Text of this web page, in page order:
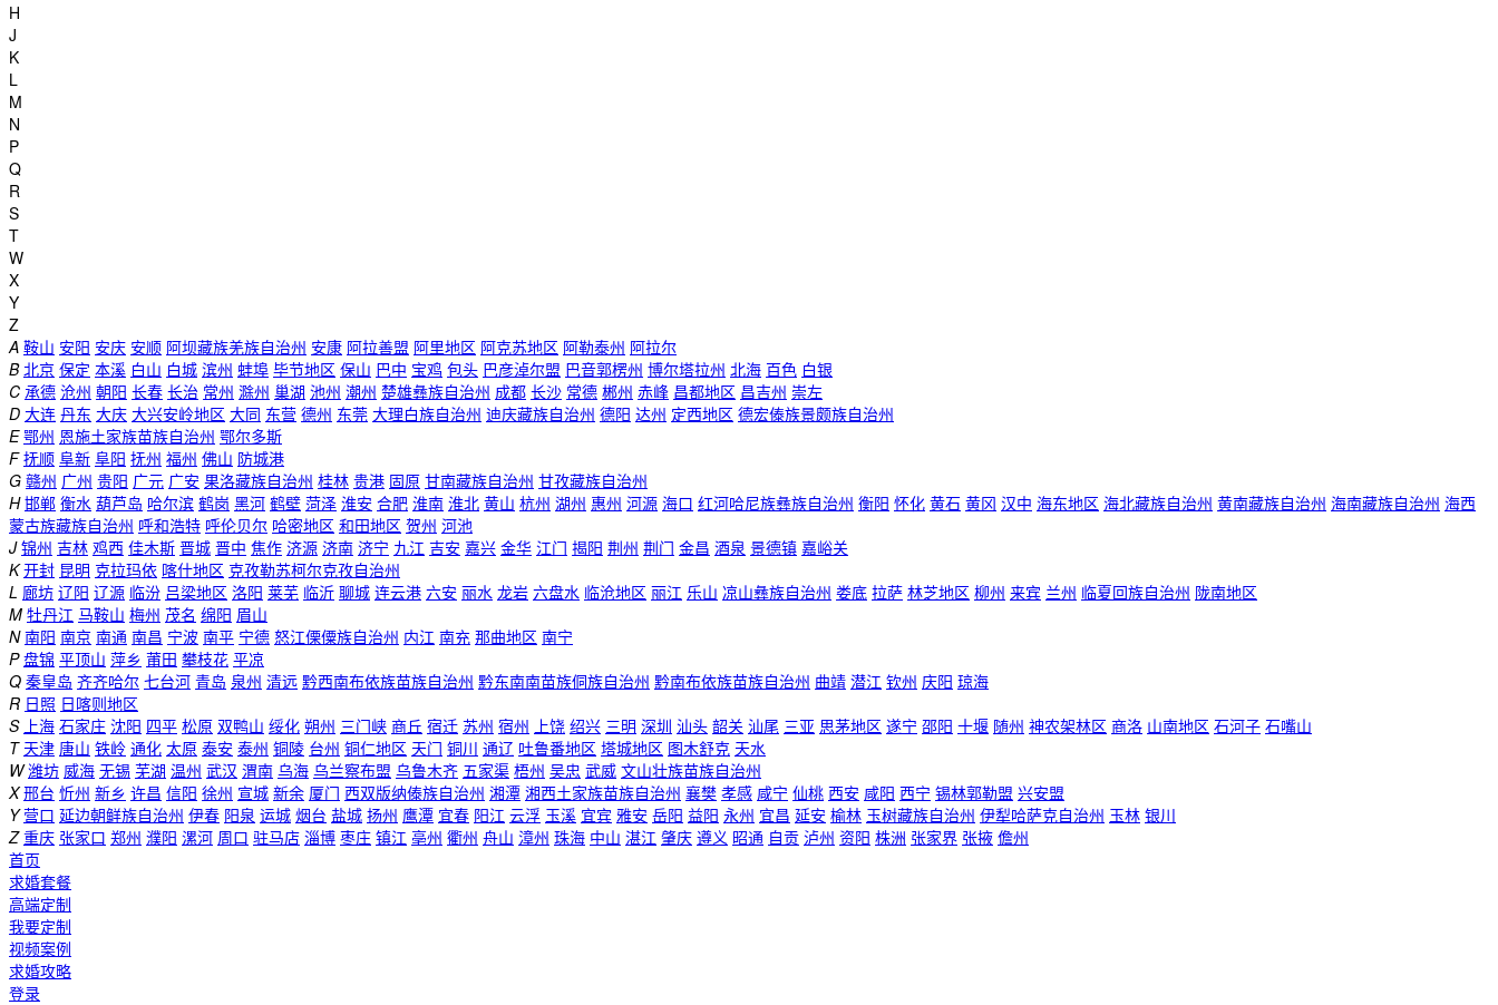
H
J
K
L
M
N
P
Q
R
S
T
W
X
Y
Z
A 鞍山 安阳 安庆 安顺 阿坝藏族羌族自治州 安康 阿拉善盟 阿里地区 阿克苏地区 阿勒泰州 阿拉尔
B 北京 保定 本溪 白山 白城 滨州 蚌埠 毕节地区 保山 巴中 宝鸡 包头 巴彦淖尔盟 巴音郭楞州 博尔塔拉州 北海 百色 白银
C 承德 沧州 朝阳 长春 长治 常州 滁州 巢湖 池州 潮州 楚雄彝族自治州 成都 长沙 常德 郴州 赤峰 昌都地区 昌吉州 崇左
D 大连 丹东 大庆 大兴安岭地区 大同 东营 德州 东莞 大理白族自治州 迪庆藏族自治州 德阳 达州 定西地区 德宏傣族景颇族自治州
E 鄂州 恩施土家族苗族自治州 鄂尔多斯
F 抚顺 阜新 阜阳 抚州 福州 佛山 防城港
G 赣州 广州 贵阳 广元 广安 果洛藏族自治州 桂林 贵港 固原 甘南藏族自治州 甘孜藏族自治州
H 邯郸 衡水 葫芦岛 哈尔滨 鹤岗 黑河 鹤壁 菏泽 淮安 合肥 淮南 淮北 黄山 杭州 湖州 惠州 河源 海口 红河哈尼族彝族自治州 衡阳 怀化 黄石 黄冈 汉中 海东地区 海北藏族自治州 黄南藏族自治州 海南藏族自治州 海西
蒙古族藏族自治州 呼和浩特 呼伦贝尔 哈密地区 和田地区 贺州 河池
J 锦州 吉林 鸡西 佳木斯 晋城 晋中 焦作 济源 济南 济宁 九江 吉安 嘉兴 金华 江门 揭阳 荆州 荆门 金昌 酒泉 景德镇 嘉峪关
K 开封 昆明 克拉玛依 喀什地区 克孜勒苏柯尔克孜自治州
L 廊坊 辽阳 辽源 临汾 吕梁地区 洛阳 莱芜 临沂 聊城 连云港 六安 丽水 龙岩 六盘水 临沧地区 丽江 乐山 凉山彝族自治州 娄底 拉萨 林芝地区 柳州 来宾 兰州 临夏回族自治州 陇南地区
M 牡丹江 马鞍山 梅州 茂名 绵阳 眉山
N 南阳 南京 南通 南昌 宁波 南平 宁德 怒江傈僳族自治州 内江 南充 那曲地区 南宁
P 盘锦 平顶山 萍乡 莆田 攀枝花 平凉
Q 秦皇岛 齐齐哈尔 七台河 青岛 泉州 清远 黔西南布依族苗族自治州 黔东南南苗族侗族自治州 黔南布依族苗族自治州 曲靖 潜江 钦州 庆阳 琼海
R 日照 日喀则地区
S 上海 石家庄 沈阳 四平 松原 双鸭山 绥化 朔州 三门峡 商丘 宿迁 苏州 宿州 上饶 绍兴 三明 深圳 汕头 韶关 汕尾 三亚 思茅地区 遂宁 邵阳 十堰 随州 神农架林区 商洛 山南地区 石河子 石嘴山
T 天津 唐山 铁岭 通化 太原 泰安 泰州 铜陵 台州 铜仁地区 天门 铜川 通辽 吐鲁番地区 塔城地区 图木舒克 天水
W 潍坊 威海 无锡 芜湖 温州 武汉 渭南 乌海 乌兰察布盟 乌鲁木齐 五家渠 梧州 吴忠 武威 文山壮族苗族自治州
X 邢台 忻州 新乡 许昌 信阳 徐州 宣城 新余 厦门 西双版纳傣族自治州 湘潭 湘西土家族苗族自治州 襄樊 孝感 咸宁 仙桃 西安 咸阳 西宁 锡林郭勒盟 兴安盟
Y 营口 延边朝鲜族自治州 伊春 阳泉 运城 烟台 盐城 扬州 鹰潭 宜春 阳江 云浮 玉溪 宜宾 雅安 岳阳 益阳 永州 宜昌 延安 榆林 玉树藏族自治州 伊犁哈萨克自治州 玉林 银川
Z 重庆 张家口 郑州 濮阳 漯河 周口 驻马店 淄博 枣庄 镇江 亳州 衢州 舟山 漳州 珠海 中山 湛江 肇庆 遵义 昭通 自贡 泸州 资阳 株洲 张家界 张掖 儋州
首页
求婚套餐
高端定制
我要定制
视频案例
求婚攻略
登录